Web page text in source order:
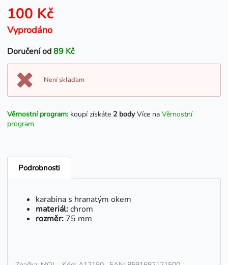
100 Kč
Vyprodáno
Doručení od89 Kč
Není skladam
Věrnostní program: koupí získáte 2 bodyVíce na Věrnostní
program
Podrobnosti
karabina s hranatým okem
materiál:chrom
rozměr: 75 mm